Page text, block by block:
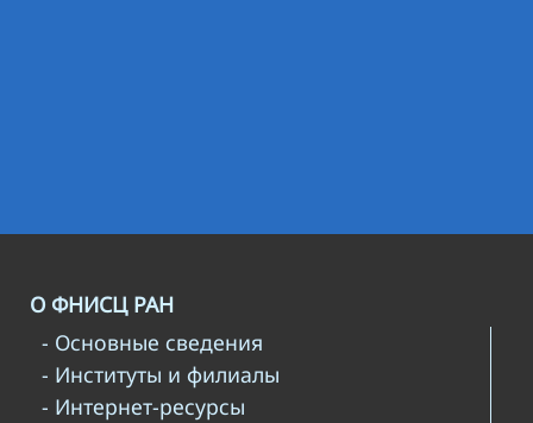
О ФНИСЦ РАН
- Основные сведения
- Институты и филиалы
- Интернет-ресурсы